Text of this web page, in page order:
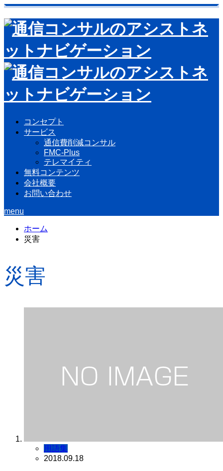
コンセプト
サービス
通信費削減コンサル
FMC-Plus
テレマイティ
無料コンテンツ
会社概要
お問い合わせ
menu
ホーム
災害
災害
用語集
2018.09.18